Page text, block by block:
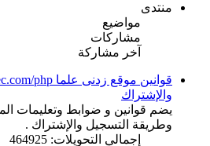
منتدى
مواضيع
مشاركات
آخر مشاركة
والإشتراك
يضم قوانين و ضوابط وتعليمات
وطريقة التسجيل والإشتراك .
إجمالي التحويلات: 464925